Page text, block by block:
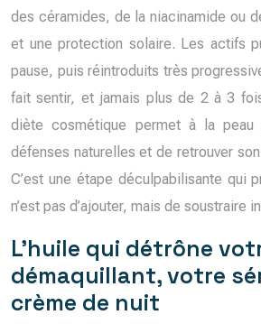
des céramides, de la niacinamide ou
et une protection solaire. Les actifs
pause, puis réintroduits très
fait sentir, et jamais plus de 2 à 3
diète cosmétique permet à la peau
défenses naturelles et de retrouver
C’est une étape déculpabilisante qui
n’est pas d’ajouter, mais de soustraire
L’huile qui détrône
démaquillant, votre
crème de nuit